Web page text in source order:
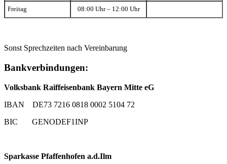
Freitag 08:00 Uhr – 12:00 Uhr
Sonst Sprechzeiten nach Vereinbarung
Bankverbindungen:
Volksbank Raiffeisenbank Bayern Mitte eG
IBAN DE73 7216 0818 0002 5104 72
BIC GENODEF1INP
Sparkasse Pfaffenhofen a.d.Ilm